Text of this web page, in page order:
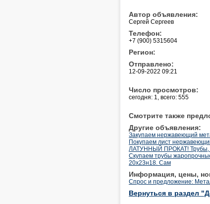
Автор объявления:
Сергей Сергеев
Телефон:
+7 (900) 5315604
Регион:
Отправлено:
12-09-2022 09:21
Число просмотров:
сегодня: 1, всего: 555
Смотрите также
Другие объявления:
Закупаем нержавеющий
Покупаем лист
ЛАТУННЫЙ ПРОКАТ! Трубы,
Скупаем трубы
20х23н18. Сам
Информация, цены,
Спрос и предложение:
Вернуться в раздел